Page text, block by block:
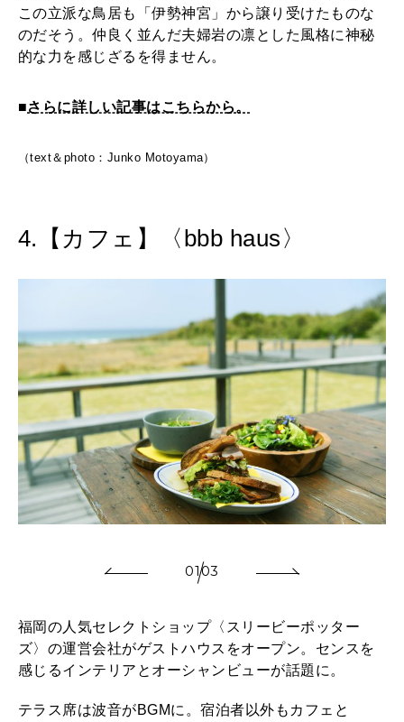
この立派な鳥居も「伊勢神宮」から譲り受けたものな
のだそう。仲良く並んだ夫婦岩の凛とした風格に神秘
的な力を感じざるを得ません。
■さらに詳しい記事はこちらから。
（text＆photo：Junko Motoyama）
4.【カフェ】〈bbb haus〉
0103
福岡の人気セレクトショップ〈スリービーポッター
ズ〉の運営会社がゲストハウスをオープン。センスを
感じるインテリアとオーシャンビューが話題に。
テラス席は波音がBGMに。宿泊者以外もカフェと